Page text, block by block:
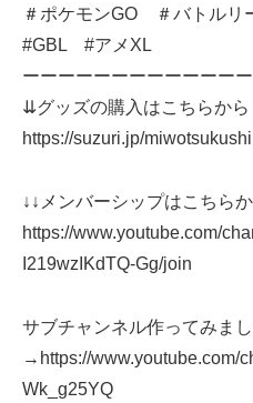
＃ポケモンGO ＃バトル
#GBL #アメXL
ーーーーーーーーーーーー
⇊グッズの購入はこちらか
https://suzuri.jp/miwotsukushi
↓↓メンバーシップはこちら
https://www.youtube.com/
I219wzIKdTQ-Gg/join
サブチャンネル作ってみまし
→https://www.youtube.com/
Wk_g25YQ